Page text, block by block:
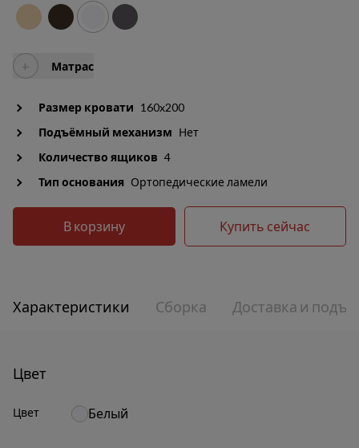
Размер кровати 160x200
Подъёмный механизм Нет
Количество ящиков 4
Тип основания Ортопедические ламели
+ Матрас
В корзину Купить сейчас
Характеристики Сборка Доставка и
Цвет
Цвет Белый